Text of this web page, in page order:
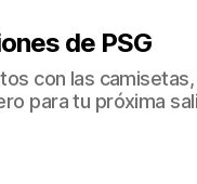
de PSG
con las
para tu próxima